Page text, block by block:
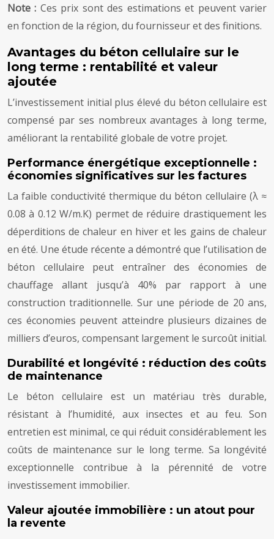
Note : Ces prix sont des estimations et peuvent varier
en fonction de la région, du fournisseur et des finitions.
Avantages du béton cellulaire sur le
long terme : rentabilité et valeur
ajoutée
L’investissement initial plus élevé du béton cellulaire est
compensé par ses nombreux avantages à long terme,
améliorant la rentabilité globale de votre projet.
Performance énergétique exceptionnelle :
économies significatives sur les factures
La faible conductivité thermique du béton cellulaire (λ ≈
0.08 à 0.12 W/m.K) permet de réduire drastiquement les
déperditions de chaleur en hiver et les gains de chaleur
en été. Une étude récente a démontré que l’utilisation de
béton cellulaire peut entraîner des économies de
chauffage allant jusqu’à 40% par rapport à une
construction traditionnelle. Sur une période de 20 ans,
ces économies peuvent atteindre plusieurs dizaines de
milliers d’euros, compensant largement le surcoût initial.
Durabilité et longévité : réduction des coûts
de maintenance
Le béton cellulaire est un matériau très durable,
résistant à l’humidité, aux insectes et au feu. Son
entretien est minimal, ce qui réduit considérablement les
coûts de maintenance sur le long terme. Sa longévité
exceptionnelle contribue à la pérennité de votre
investissement immobilier.
Valeur ajoutée immobilière : un atout pour
la revente